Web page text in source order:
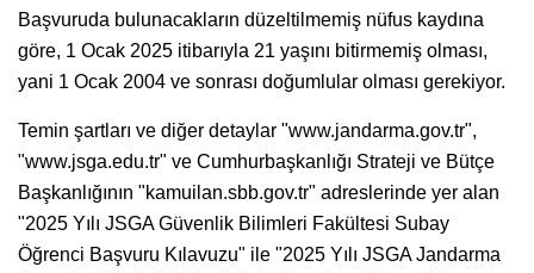
Başvuruda bulunacakların düzeltilmemiş nüfus kaydına
göre, 1 Ocak 2025 itibarıyla 21 yaşını bitirmemiş olması,
yani 1 Ocak 2004 ve sonrası doğumlular olması gerekiyor.
Temin şartları ve diğer detaylar "www.jandarma.gov.tr",
"www.jsga.edu.tr" ve Cumhurbaşkanlığı Strateji ve Bütçe
Başkanlığının "kamuilan.sbb.gov.tr" adreslerinde yer alan
"2025 Yılı JSGA Güvenlik Bilimleri Fakültesi Subay
Öğrenci Başvuru Kılavuzu" ile "2025 Yılı JSGA Jandarma